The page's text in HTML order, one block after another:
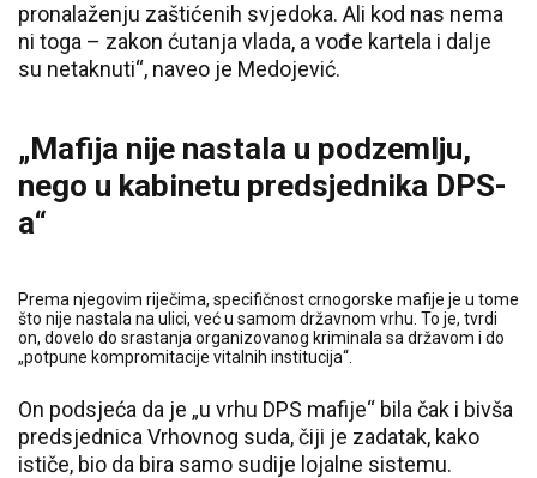
pronalaženju zaštićenih svjedoka. Ali kod nas nema
ni toga – zakon ćutanja vlada, a vođe kartela i dalje
su netaknuti“, naveo je Medojević.
„Mafija nije nastala u podzemlju,
nego u kabinetu predsjednika DPS-
a“
Prema njegovim riječima, specifičnost crnogorske mafije je u tome
što nije nastala na ulici, već u samom državnom vrhu. To je, tvrdi
on, dovelo do srastanja organizovanog kriminala sa državom i do
„potpune kompromitacije vitalnih institucija“.
On podsjeća da je „u vrhu DPS mafije“ bila čak i bivša
predsjednica Vrhovnog suda, čiji je zadatak, kako
ističe, bio da bira samo sudije lojalne sistemu.